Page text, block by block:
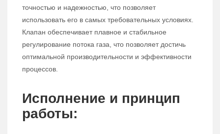
точностью и надежностью, что позволяет
использовать его в самых требовательных условиях.
Клапан обеспечивает плавное и стабильное
регулирование потока газа, что позволяет достичь
оптимальной производительности и эффективности
процессов.
Исполнение и принцип
работы: